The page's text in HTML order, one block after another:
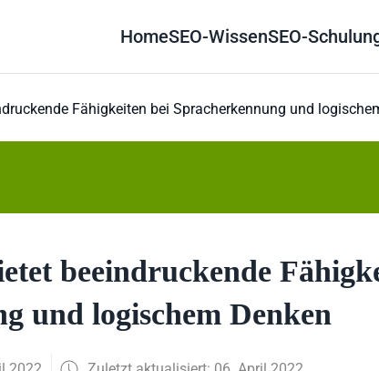
HomeSEO-WissenSEO-
Fähigkeiten bei Spracherkennung und
beeindruckende
und logischem Denken